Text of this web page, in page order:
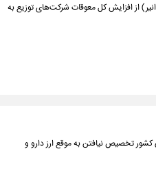
از افزایش کل معوقات شرکت‌های توزیع به
تخصیص نیافتن به موقع ارز دارو و